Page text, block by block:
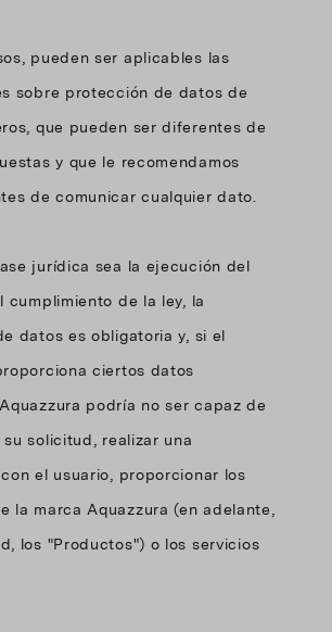
pueden ser aplicables las
sobre protección de datos de
que pueden ser diferentes de
y que le recomendamos
de comunicar cualquier dato.
jurídica sea la ejecución del
cumplimiento de la ley, la
datos es obligatoria y, si el
ciertos datos
podría no ser capaz de
solicitud, realizar una
el usuario, proporcionar los
la marca Aquazzura (en adelante,
los "Productos") o los servicios